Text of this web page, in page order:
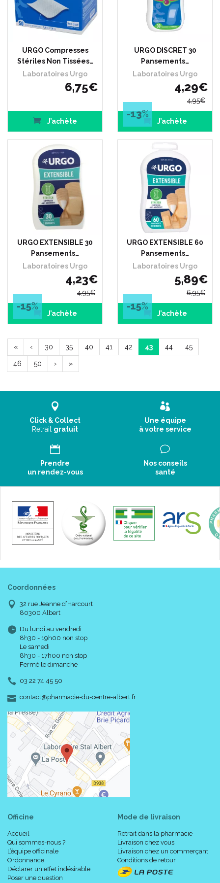
URGO Compresses
Stériles Non Tissées…
Laboratoires Urgo
6,75€
J’achète
URGO DISCRET 30
Pansements…
Laboratoires Urgo
4,29€
4,95€
-13%
J’achète
URGO EXTENSIBLE 30
Pansements…
Laboratoires Urgo
4,23€
4,95€
-15%
J’achète
URGO EXTENSIBLE 60
Pansements…
Laboratoires Urgo
5,89€
6,95€
-15%
J’achète
« ‹ 30 35 40 41 42 43 44 45
46 50 › »
Click & Collect
Retrait gratuit
Une équipe
à votre service
Prendre
un rendez-vous
Nos conseils
santé
Coordonnées
32 rue Jeanne d’Harcourt
80300 Albert
Du lundi au vendredi
8h30 - 19h00 non stop
Le samedi
8h30 - 17h00 non stop
Fermé le dimanche
03 22 74 45 50
contact-
@-
pharmacie-du-centre-albert.fr
Officine
Accueil
Qui sommes-nous ?
L’équipe officinale
Ordonnance
Déclarer un effet indésirable
Poser une question
Mode de livraison
Retrait dans la pharmacie
Livraison chez vous
Livraison chez un commerçant
Conditions de retour